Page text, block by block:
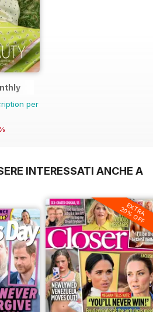
per
INTERESSATI ANCHE A
EXTRA
20% OFF